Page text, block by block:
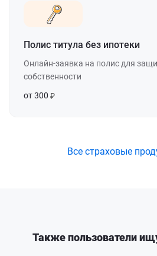
Полис титула без ипотеки
Онлайн-заявка на полис для
собственности
от 300
Все страховые
Также пользователи